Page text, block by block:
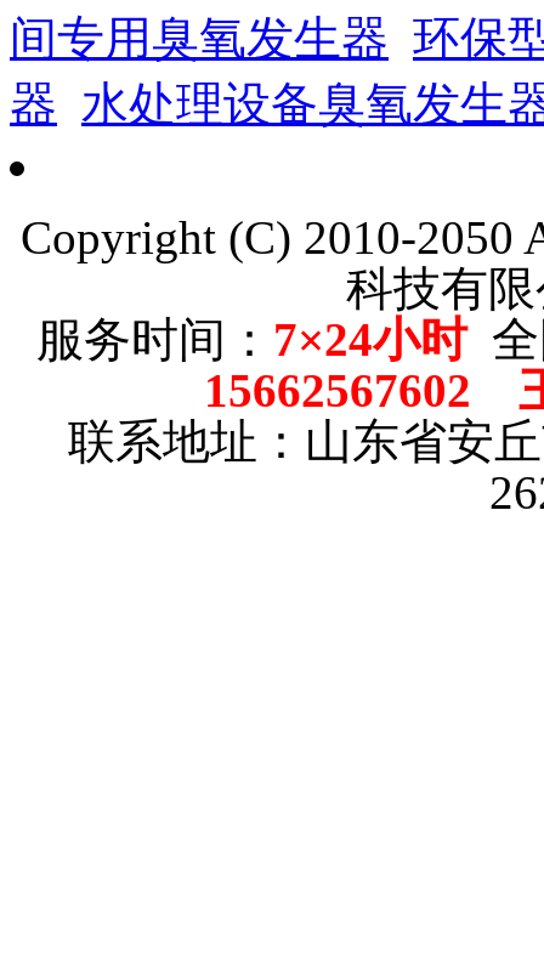
间专用臭氧发生器 环保
器 水处理设备臭氧发生
Copyright (C) 2010-2050
科技有
服务时间： 7×24小时全
15662567602
联系地址：山东省安